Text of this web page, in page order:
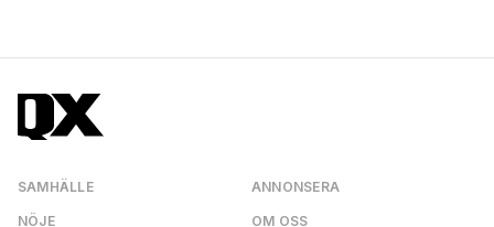
SAMHÄLLE
NÖJE
ANNONSERA
OM OSS